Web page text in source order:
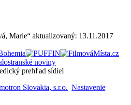
Marie“ aktualizovaný: 13.11.2017
prehľad sídiel
Slovakia, s.r.o. Nastavenie